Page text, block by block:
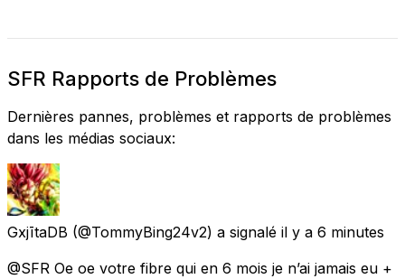
SFR Rapports de Problèmes
Dernières pannes, problèmes et rapports de problèmes
dans les médias sociaux:
GxjītaDB (@TommyBing24v2) a signalé il y a 6 minutes
@SFR Oe oe votre fibre qui en 6 mois je n’ai jamais eu +